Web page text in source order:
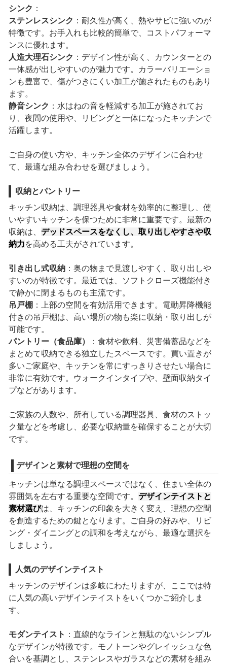
シンク ：
ステンレスシンク ：耐久性が高く、熱やサビに強いのが
特徴です。お手入れも比較的簡単で、コストパフォーマ
ンスに優れます。
人造大理石シンク ：デザイン性が高く、カウンターとの
一体感が出しやすいのが魅力です。カラーバリエーショ
ンも豊富で、傷がつきにくい加工が施されたものもあり
ます。
静音シンク ：水はねの音を軽減する加工が施されてお
り、夜間の使用や、リビングと一体になったキッチンで
活躍します。
ご自身の使い方や、キッチン全体のデザインに合わせ
て、最適な組み合わせを選びましょう。
収納とパントリー
キッチン収納は、調理器具や食材を効率的に整理し、使
いやすいキッチンを保つために非常に重要です。最新の
収納は、 デッドスペースをなくし、取り出しやすさや収
納力を高める工夫がされています。
引き出し式収納：奥の物まで見渡しやすく、取り出しや
すいのが特徴です。最近では、ソフトクローズ機能付き
で静かに閉まるものも主流です。
吊戸棚 ：上部の空間を有効活用できます。電動昇降機能
付きの吊戸棚は、高い場所の物も楽に収納・取り出しが
可能です。
パントリー（食品庫）
：食材や飲料、災害備蓄品などを
まとめて収納できる独立したスペースです。買い置きが
多いご家庭や、キッチンを常にすっきりさせたい場合に
非常に有効です。ウォークインタイプや、壁面収納タイ
プなどがあります。
ご家族の人数や、所有している調理器具、食材のストッ
ク量などを考慮し、必要な収納量を確保することが大切
です。
デザインと素材で理想の空間を
キッチンは単なる調理スペースではなく、住まい全体の
雰囲気を左右する重要な空間です。 デザインテイストと
素材選びは、キッチンの印象を大きく変え、理想の空間
を創造するための鍵となります。ご自身の好みや、リビ
ング・ダイニングとの調和を考えながら、最適な選択を
しましょう。
人気のデザインテイスト
キッチンのデザインは多岐にわたりますが、ここでは特
に人気の高いデザインテイストをいくつかご紹介しま
す。
モダンテイスト ：直線的なラインと無駄のないシンプル
なデザインが特徴です。モノトーンやグレイッシュな色
合いを基調とし、ステンレスやガラスなどの素材を組み